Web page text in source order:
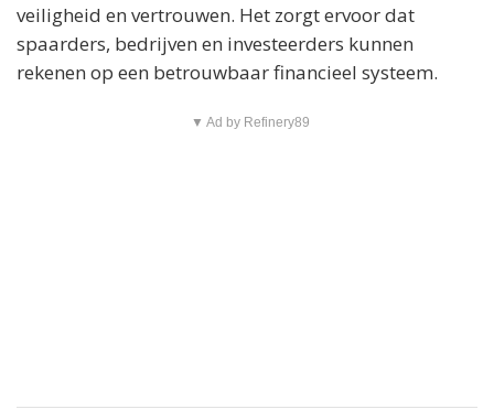
veiligheid en vertrouwen. Het zorgt ervoor dat
spaarders, bedrijven en investeerders kunnen
rekenen op een betrouwbaar financieel systeem.
▼ Ad by Refinery89